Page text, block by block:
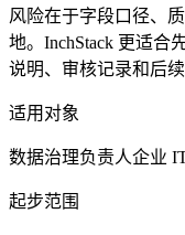
风险在于字段口径、
地。InchStack 更适合
说明、审核记录和后续
适用对象
数据治理负责人企业
起步范围